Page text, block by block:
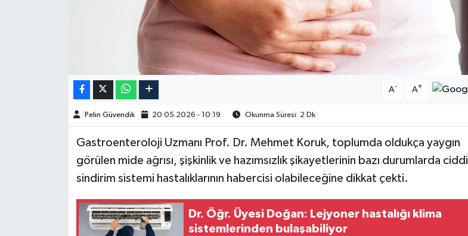
A- A+
Pelin Güvendik 20.05.2026 - 10:19 Okunma Süresi: 2 Dk
Gastroenteroloji Uzmanı Prof. Dr. Mehmet Koruk, toplumda oldukça yaygın
görülen mide ağrısı, şişkinlik ve hazımsızlık şikayetlerinin bazı durumlarda ciddi
sindirim sistemi hastalıklarının habercisi olabileceğine dikkat çekti.
Dr. Öğr. Üyesi Doğan: Lejyoner hastalığı klima
sistemlerinden bulaşabiliyor
Kim kimdir?
Kültür Sanat